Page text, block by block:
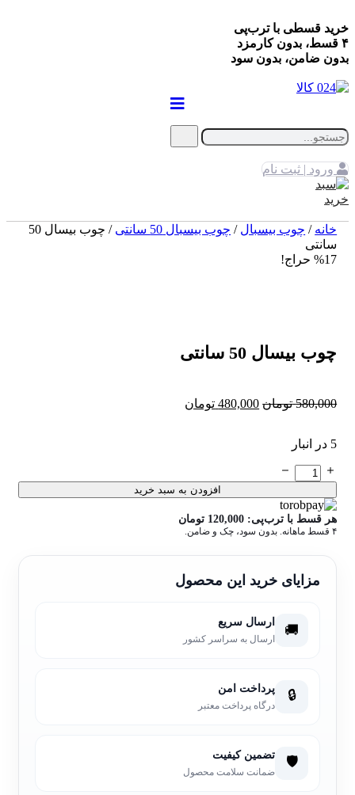
خرید قسطی با ترب‌پی
۴ قسط، بدون کارمزد
بدون ضامن، بدون سود
ورود | ثبت نام
خانه / چوب بیسبال / چوب بیسبال 50 سانتی
/ چوب بیسال 50
سانتی
%17 حراج!
چوب بیسال 50 سانتی
580,000 تومان قیمت
480,000 تومانقیمت
5 در انبار
چوب
بیسال
50
سانتی
عدد
افزودن به سبد خرید
هر قسط با ترب‌پی: 120,000 تومان
۴ قسط ماهانه. بدون سود، چک و ضامن.
مزایای خرید این محصول
🚚 ارسال سریع
ارسال به سراسر کشور
🔒 پرداخت امن
درگاه پرداخت معتبر
🛡️ تضمین کیفیت
ضمانت سلامت محصول